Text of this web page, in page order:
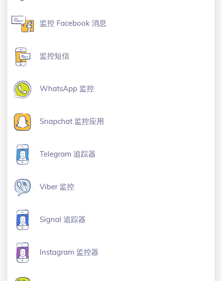
监控 Facebook 消息
监控短信
WhatsApp 监控
Snapchat 监控应用
Telegram 追踪器
Viber 监控
Signal 追踪器
Instagram 监控器